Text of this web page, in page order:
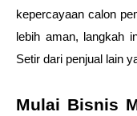
kepercayaan calon
lebih aman, langkah
Setir dari penjual lain
Mulai Bisnis